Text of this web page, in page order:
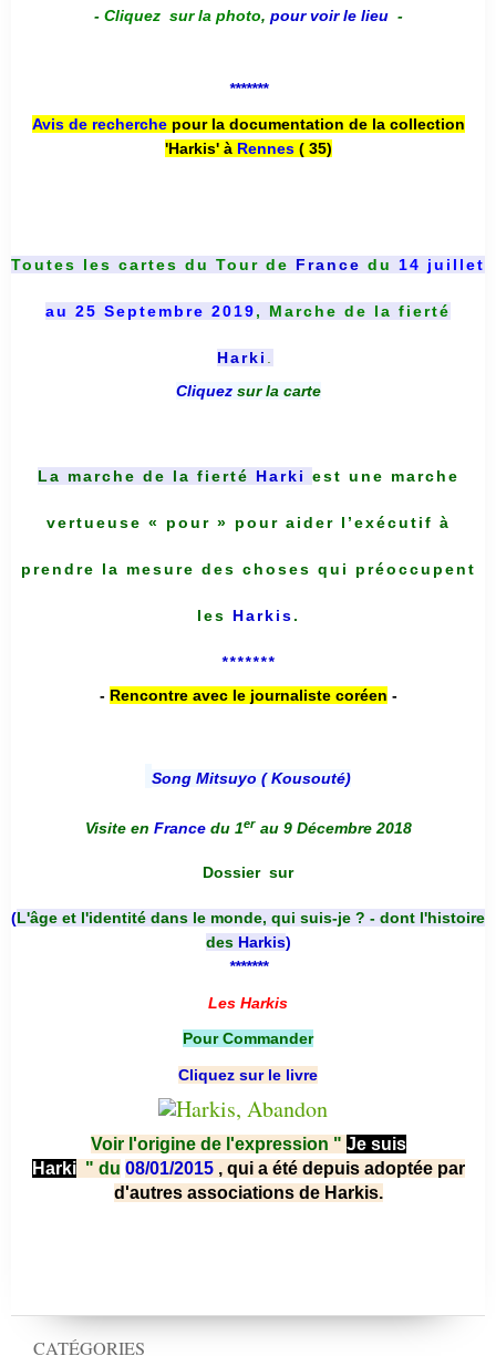
CATÉGORIES
- Cliquez sur la photo, pour voir le lieu -
*******
Avis de recherche pour la documentation de la collection
'Harkis' à Rennes( 35)
Toutes les cartes du Tour de France du 14 juillet
au 25 Septembre 2019, Marche de la fierté
Harki
Cliquez sur la carte
La marche de la fierté Harki est une marche
vertueuse « pour » pour aider l’exécutif à
prendre la mesure des choses qui préoccupent
les Harkis.
*******
- Rencontre avec le journaliste coréen -
Song Mitsuyo ( Kousouté)
Visite en France du 1er au 9 Décembre 2018
Dossier sur
(L'âge et l'identité dans le monde, qui suis-je ? - dont l'histoire
des Harkis)
*******
Les Harkis
Pour Commander
Cliquez sur le livre
Voir l'origine de l'expression " Je suis
Harki " du 08/01/2015 , qui a été depuis adoptée par
d'autres associations de Harkis.